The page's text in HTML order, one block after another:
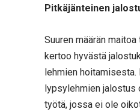
Pitkäjänteinen
Suuren määrän
kertoo hyvästä
lehmien hoitamisesta.
lypsylehmien jalostus
työtä, jossa ei ole